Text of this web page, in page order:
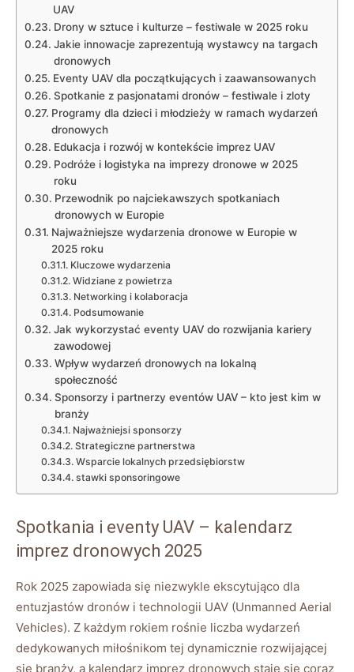
UAV
Drony ⁤w sztuce i kulturze ‍– festiwale w 2025 roku
Jakie innowacje zaprezentują⁢ wystawcy na targach
dronowych
Eventy ​UAV dla początkujących i ⁤zaawansowanych
Spotkanie⁤ z pasjonatami ​dronów –⁢ festiwale i ‌zloty
Programy​ dla dzieci i młodzieży⁢ w ramach wydarzeń
dronowych
Edukacja i rozwój w kontekście ‌imprez UAV
Podróże​ i logistyka na imprezy ‌dronowe w 2025‍
roku
Przewodnik po ⁣najciekawszych spotkaniach‍
dronowych w Europie
Najważniejsze​ wydarzenia ⁤dronowe‍ w Europie w
2025 ⁣roku
Kluczowe ⁢wydarzenia
Widziane z powietrza
Networking i⁤ kolaboracja
Podsumowanie
Jak wykorzystać eventy UAV do ​rozwijania ⁢kariery‌
zawodowej
Wpływ wydarzeń ‍dronowych ‌na lokalną
społeczność
Sponsorzy i partnerzy eventów​ UAV – kto jest kim w
branży
Najważniejsi⁤ sponsorzy
Strategiczne partnerstwa
Wsparcie lokalnych‌ przedsiębiorstw
stawki sponsoringowe
Spotkania i eventy UAV – kalendarz
imprez dronowych 2025
Rok ​2025 zapowiada się⁣ niezwykle⁢ ekscytująco⁣ dla
entuzjastów ⁤dronów i ⁤technologii UAV (Unmanned‍ Aerial
Vehicles).⁢ Z każdym rokiem rośnie liczba ‌wydarzeń
dedykowanych miłośnikom tej dynamicznie rozwijającej
się branży, a⁢ kalendarz imprez ‍dronowych staje się coraz